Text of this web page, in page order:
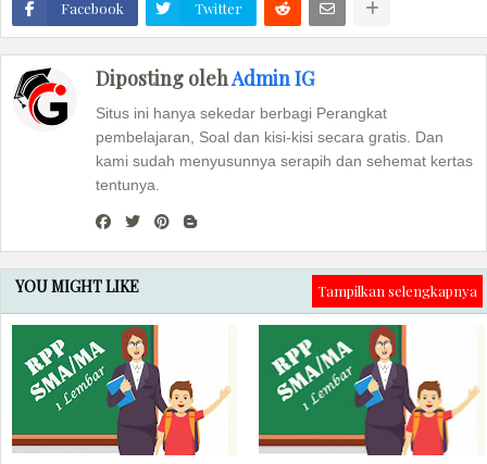
Facebook Twitter
Diposting olehAdmin IG
Situs ini hanya sekedar berbagi Perangkat
pembelajaran, Soal dan kisi-kisi secara gratis. Dan
kami sudah menyusunnya serapih dan sehemat kertas
tentunya.
YOU MIGHT LIKE Tampilkan selengkapnya